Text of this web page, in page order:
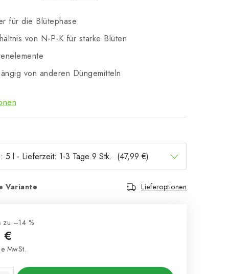
für die Blütephase
von N-P-K für starke Blüten
von anderen Düngemitteln
Variante Lieferoptionen
zu –14 %
MwSt.